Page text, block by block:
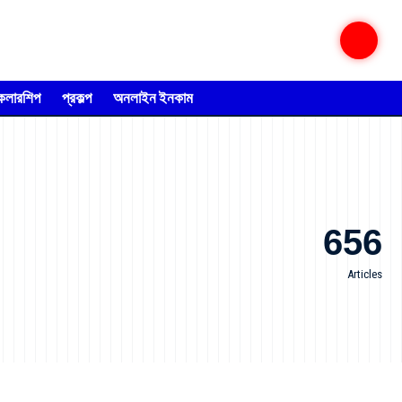
প্রকল্প অনলাইন ইনকাম
656
Articles